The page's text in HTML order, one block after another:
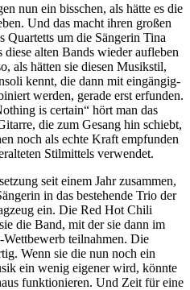
nun ein bisschen, als hätte es die
Und das macht ihren großen
Quartetts um die Sängerin Tina
alten Bands wieder aufleben
als hätten sie diesen Musikstil,
kennt, die dann mit eingängig-
werden, gerade erst erfunden.
is certain“ hört man das
die zum Gesang hin schiebt,
noch als echte Kraft empfunden
Stilmittels verwendet.
seit einem Jahr zusammen,
in das bestehende Trio der
ein. Die Red Hot Chili
die Band, mit der sie dann im
teilnahmen. Die
Wenn sie die nun noch ein
ein wenig eigener wird, könnte
funktionieren. Und Zeit für eine